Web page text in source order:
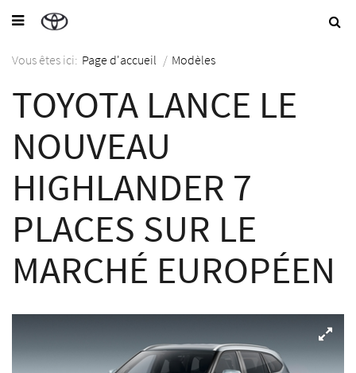
Vous êtes ici: Page d'accueil / Modèles
TOYOTA LANCE LE
NOUVEAU
HIGHLANDER 7
PLACES SUR LE
MARCHÉ EUROPÉEN